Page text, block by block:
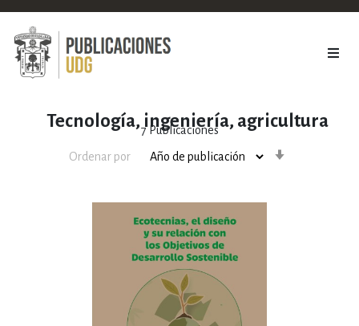
Tecnología, ingeniería, agricultura
7Publicaciones
Ordenar por